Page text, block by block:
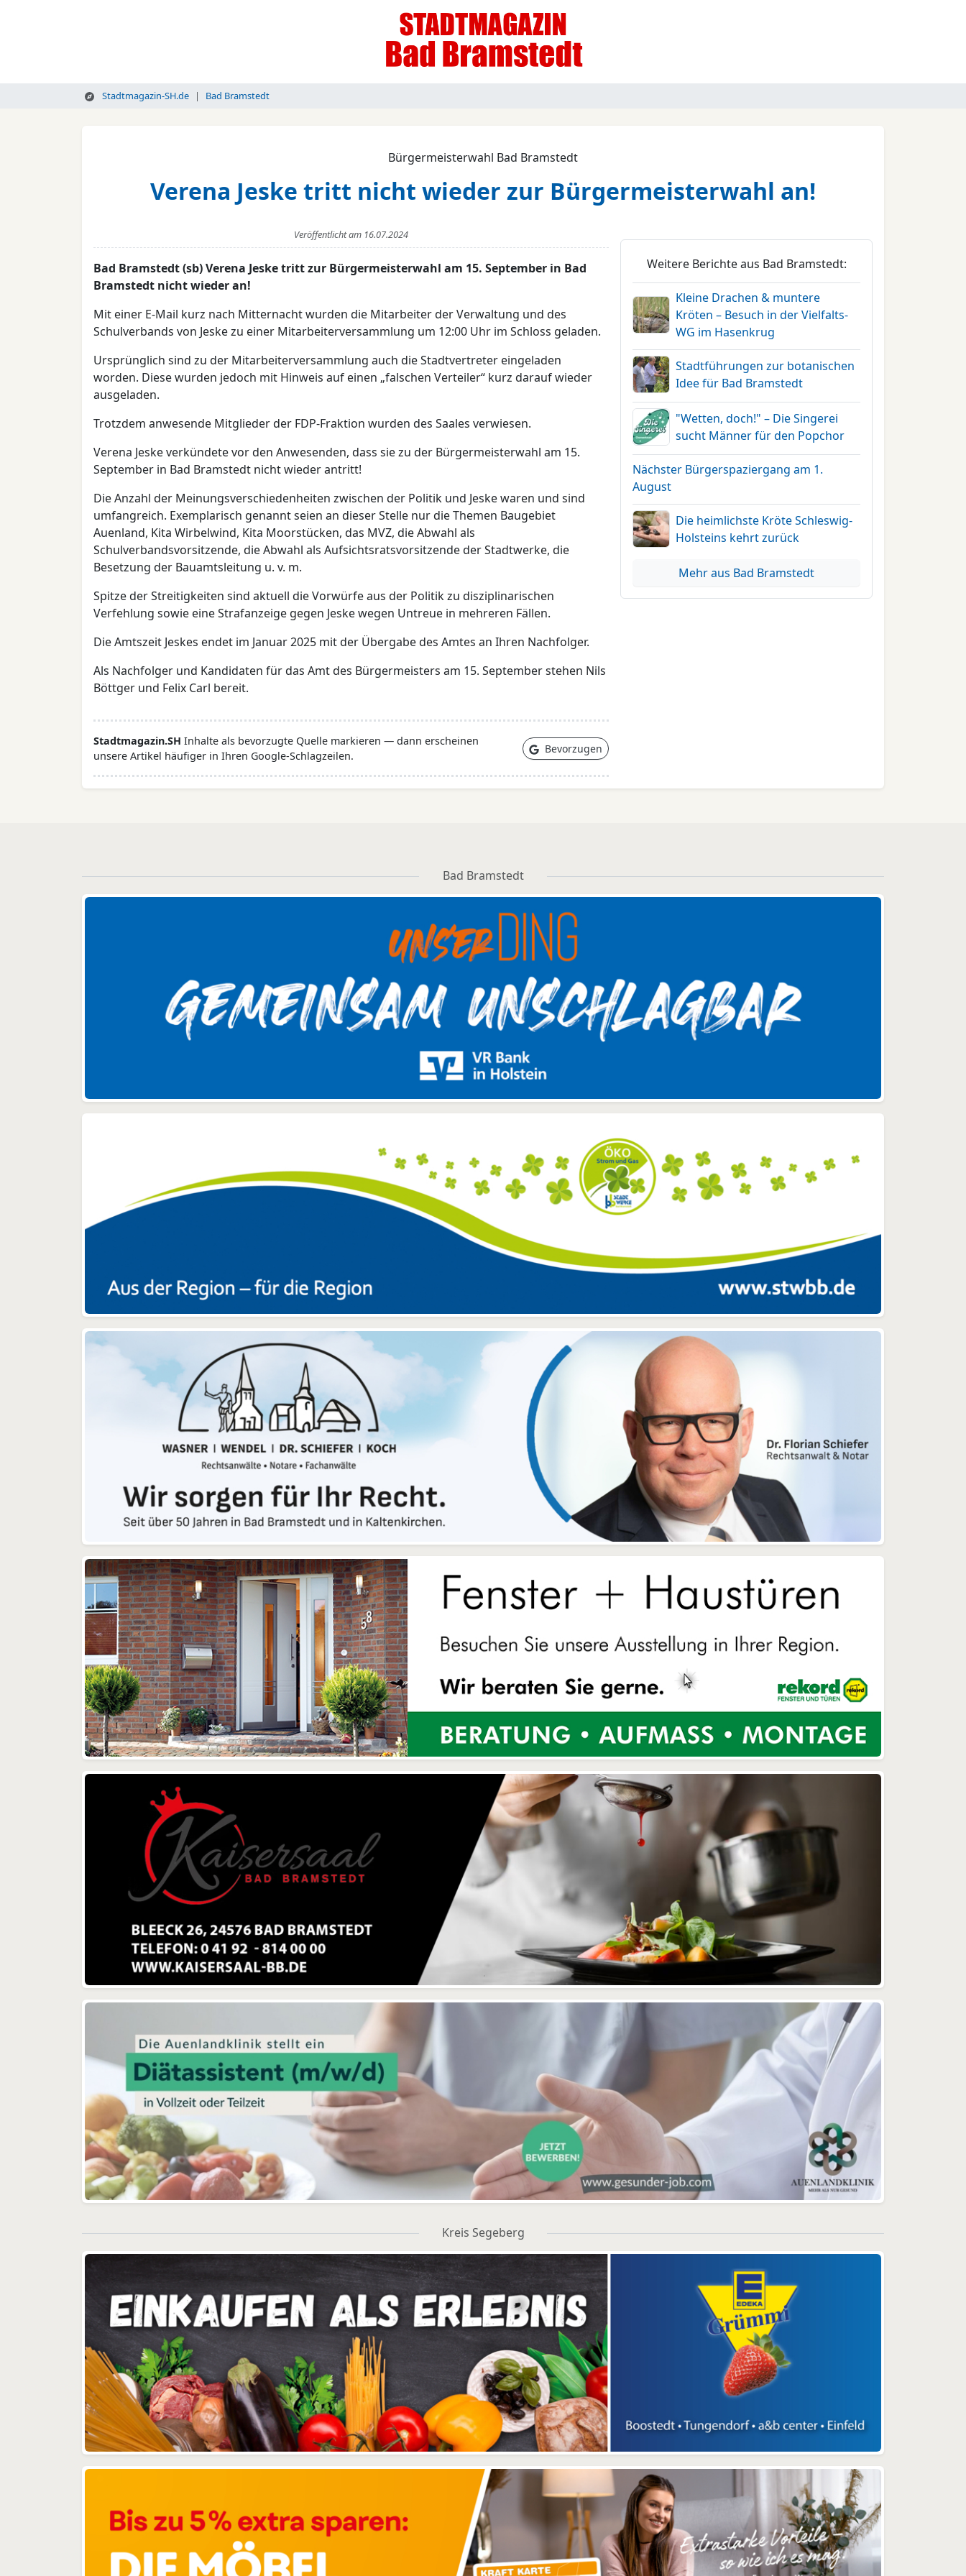
Stadtmagazin-SH.de Bad Bramstedt
Bürgermeisterwahl Bad Bramstedt
Verena Jeske tritt nicht wieder zur Bürgermeisterwahl an!
Veröffentlicht am 16.07.2024
Bad Bramstedt (sb) Verena Jeske tritt zur Bürgermeisterwahl am 15. September in Bad
Bramstedt nicht wieder an!
Mit einer E-Mail kurz nach Mitternacht wurden die Mitarbeiter der Verwaltung und des
Schulverbands von Jeske zu einer Mitarbeiterversammlung um 12:00 Uhr im Schloss geladen.
Ursprünglich sind zu der Mitarbeiterversammlung auch die Stadtvertreter eingeladen
worden. Diese wurden jedoch mit Hinweis auf einen „falschen Verteiler“ kurz darauf wieder
ausgeladen.
Trotzdem anwesende Mitglieder der FDP-Fraktion wurden des Saales verwiesen.
Verena Jeske verkündete vor den Anwesenden, dass sie zu der Bürgermeisterwahl am 15.
September in Bad Bramstedt nicht wieder antritt!
Die Anzahl der Meinungsverschiedenheiten zwischen der Politik und Jeske waren und sind
umfangreich. Exemplarisch genannt seien an dieser Stelle nur die Themen Baugebiet
Auenland, Kita Wirbelwind, Kita Moorstücken, das MVZ, die Abwahl als
Schulverbandsvorsitzende, die Abwahl als Aufsichtsratsvorsitzende der Stadtwerke, die
Besetzung der Bauamtsleitung u. v. m.
Spitze der Streitigkeiten sind aktuell die Vorwürfe aus der Politik zu disziplinarischen
Verfehlung sowie eine Strafanzeige gegen Jeske wegen Untreue in mehreren Fällen.
Die Amtszeit Jeskes endet im Januar 2025 mit der Übergabe des Amtes an Ihren Nachfolger.
Als Nachfolger und Kandidaten für das Amt des Bürgermeisters am 15. September stehen Nils
Böttger und Felix Carl bereit.
Stadtmagazin.SH Inhalte als bevorzugte Quelle markieren — dann erscheinen
unsere Artikel häufiger in Ihren Google-Schlagzeilen.
Bevorzugen
Weitere Berichte aus Bad Bramstedt:
Kleine Drachen & muntere
Kröten – Besuch in der Vielfalts-
WG im Hasenkrug
Stadtführungen zur botanischen
Idee für Bad Bramstedt
"Wetten, doch!" – Die Singerei
sucht Männer für den Popchor
Nächster Bürgerspaziergang am 1.
August
Die heimlichste Kröte Schleswig-
Holsteins kehrt zurück
Mehr aus Bad Bramstedt
Bad Bramstedt
Kreis Segeberg